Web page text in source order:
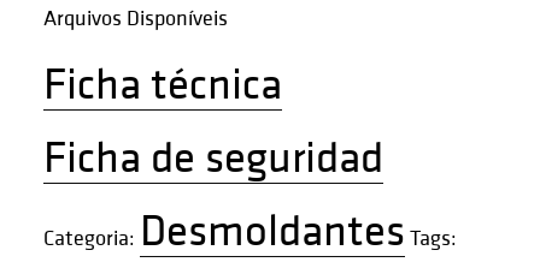
Arquivos Disponíveis
Ficha técnica
Ficha de seguridad
Categoria: Desmoldantes Tags: